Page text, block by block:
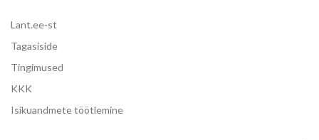
Lant.ee-st
Tagasiside
Tingimused
KKK
Isikuandmete töötlemine